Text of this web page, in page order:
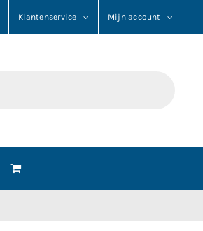
Klantenservice Mijn account